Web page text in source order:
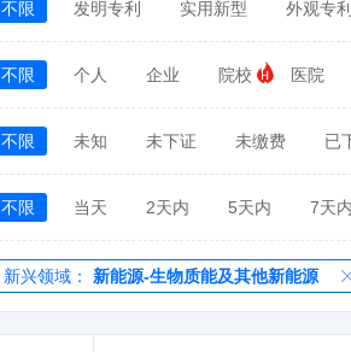
不限 发明专利 实用新型 外观专
不限 个人 企业 院校 医院
不限 未知 未下证 未缴费 已
不限 当天 2天内 5天内 7天
新兴领域： 新能源-生物质能及其他新能源